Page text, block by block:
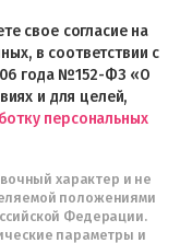
свое согласие на
в соответствии с
года №152-ФЗ «О
и для целей,
персональных
характер и не
положениями
Федерации.
параметры и